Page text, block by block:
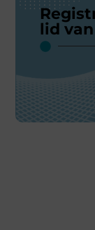
lid van